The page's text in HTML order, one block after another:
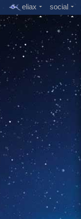
eliax social